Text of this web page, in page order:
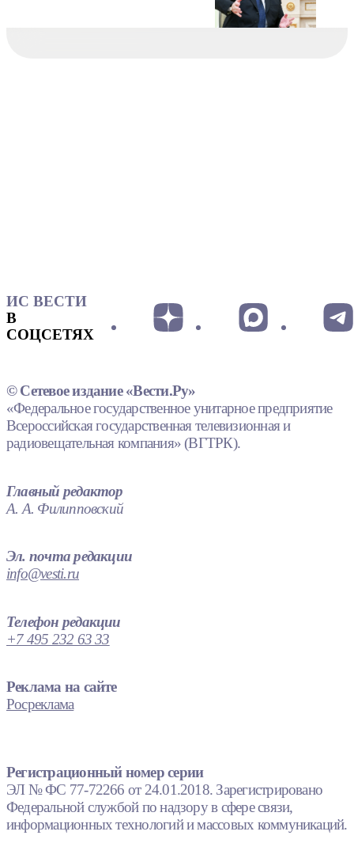
ИС ВЕСТИ
В
СОЦСЕТЯХ
© Сетевое издание «Вести.Ру»
«Федеральное государственное унитарное предприятие
Всероссийская государственная телевизионная и
радиовещательная компания» (ВГТРК).
Главный редактор
А. А. Филипповский
Эл. почта редакции
info@vesti.ru
Телефон редакции
+7 495 232 63 33
Реклама на сайте
Росреклама
Регистрационный номер серии
ЭЛ № ФС 77-72266 от 24.01.2018. Зарегистрировано
Федеральной службой по надзору в сфере связи,
информационных технологий и массовых коммуникаций.